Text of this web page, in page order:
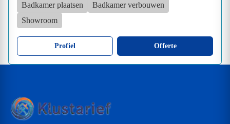
Badkamer plaatsen
Badkamer verbouwen
Showroom
Profiel Offerte